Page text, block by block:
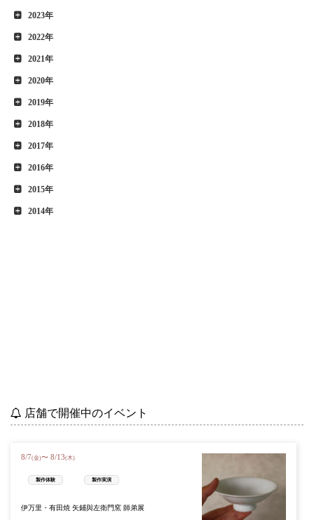
2023年
2022年
2021年
2020年
2019年
2018年
2017年
2016年
2015年
2014年
店舗で開催中のイベント
8/7(金)〜 8/13(木)
製作体験 製作実演
伊万里・有田焼 矢鋪與左衛門窯 師弟展